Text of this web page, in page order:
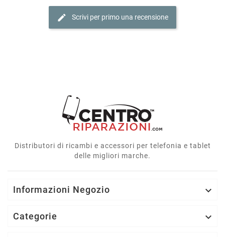
edit Scrivi per primo una recensione
Distributori di ricambi e accessori per telefonia e tablet
delle migliori marche.
Informazioni Negozio 
Categorie 